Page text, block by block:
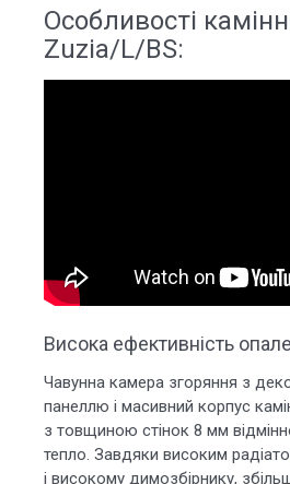
Особливості
Zuzia/L/BS:
Висока ефективність
Чавунна камера згоряння з
панеллю і масивний корпус
з товщиною стінок 8 мм
тепло. Завдяки високим
і високому димозбірнику,